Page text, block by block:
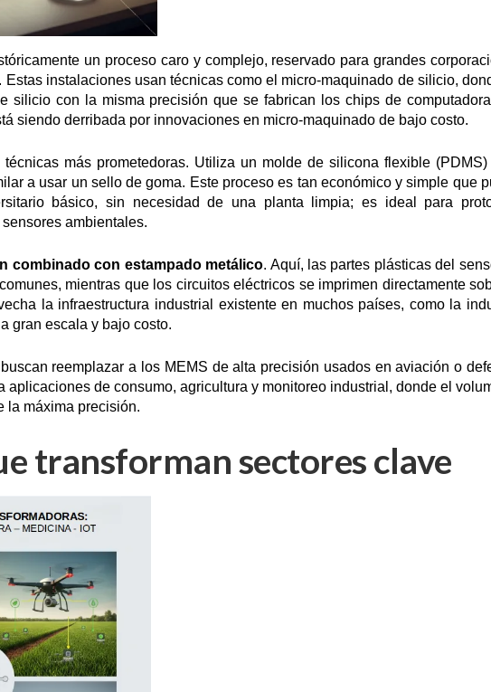
un proceso caro y complejo, reservado para grandes
instalaciones usan técnicas como el micro-maquinado de silicio,
silicio con la misma precisión que se fabrican los chips de
siendo derribada por innovaciones en micro-maquinado de bajo costo.
más prometedoras. Utiliza un molde de silicona flexible (PDMS)
a usar un sello de goma. Este proceso es tan económico y simple que
básico, sin necesidad de una planta limpia; es ideal para
ambientales.
combinado con estampado metálico. Aquí, las partes plásticas del
mientras que los circuitos eléctricos se imprimen directamente
la infraestructura industrial existente en muchos países, como la
gran escala y bajo costo.
reemplazar a los MEMS de alta precisión usados en aviación o
aplicaciones de consumo, agricultura y monitoreo industrial, donde el
la máxima precisión.
transforman sectores clave